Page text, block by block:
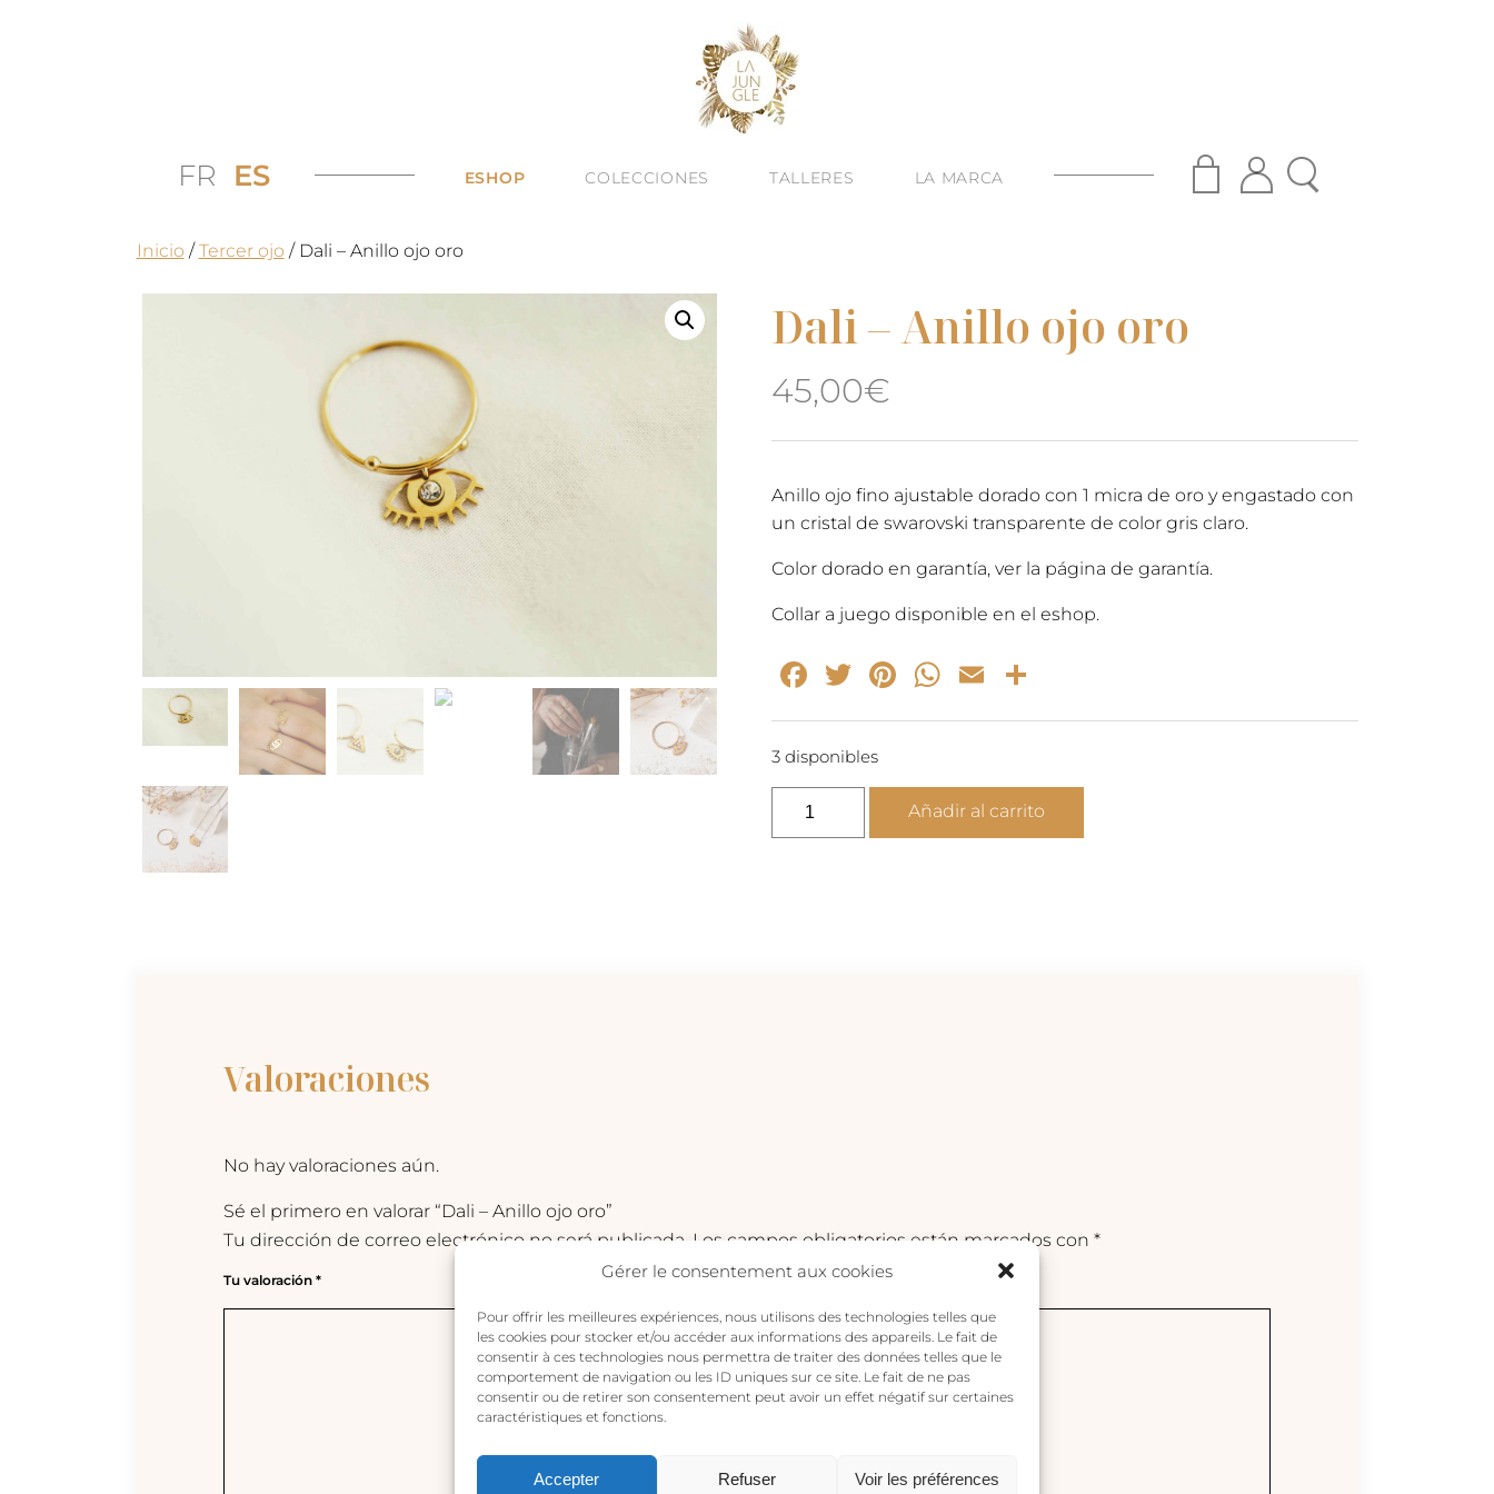
Gérer le consentement aux cookies
Pour offrir les meilleures expériences, nous utilisons des technologies telles que
les cookies pour stocker et/ou accéder aux informations des appareils. Le fait de
consentir à ces technologies nous permettra de traiter des données telles que le
comportement de navigation ou les ID uniques sur ce site. Le fait de ne pas
consentir ou de retirer son consentement peut avoir un effet négatif sur certaines
caractéristiques et fonctions.
Accepter Refuser Voir les préférences
FR ES ESHOP COLECCIONES TALLERES LA MARCA
Inicio /Tercer ojo / Dali – Anillo ojo oro
Dali – Anillo ojo oro
45,00€
Anillo ojo fino ajustable dorado con 1 micra de oro y engastado con
un cristal de swarovski transparente de color gris claro.
Color dorado en garantía, ver la página de garantía.
Collar a juego disponible en el eshop.
Facebook
Twitter
Pinterest
WhatsApp
Email
3 disponibles
Añadir al carrito
Valoraciones
No hay valoraciones aún.
Sé el primero en valorar “Dali – Anillo ojo oro”
Tu dirección de correo electrónico no será publicada. Los campos obligatorios están marcados con *
Tu valoración *